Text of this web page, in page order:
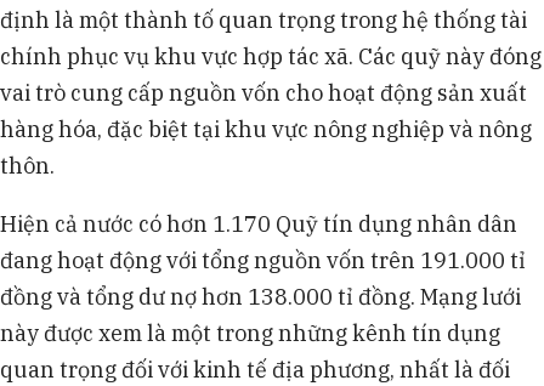
định là một thành tố quan trọng trong hệ thống tài
chính phục vụ khu vực hợp tác xã. Các quỹ này đóng
vai trò cung cấp nguồn vốn cho hoạt động sản xuất
hàng hóa, đặc biệt tại khu vực nông nghiệp và nông
thôn.
Hiện cả nước có hơn 1.170 Quỹ tín dụng nhân dân
đang hoạt động với tổng nguồn vốn trên 191.000 tỉ
đồng và tổng dư nợ hơn 138.000 tỉ đồng. Mạng lưới
này được xem là một trong những kênh tín dụng
quan trọng đối với kinh tế địa phương, nhất là đối